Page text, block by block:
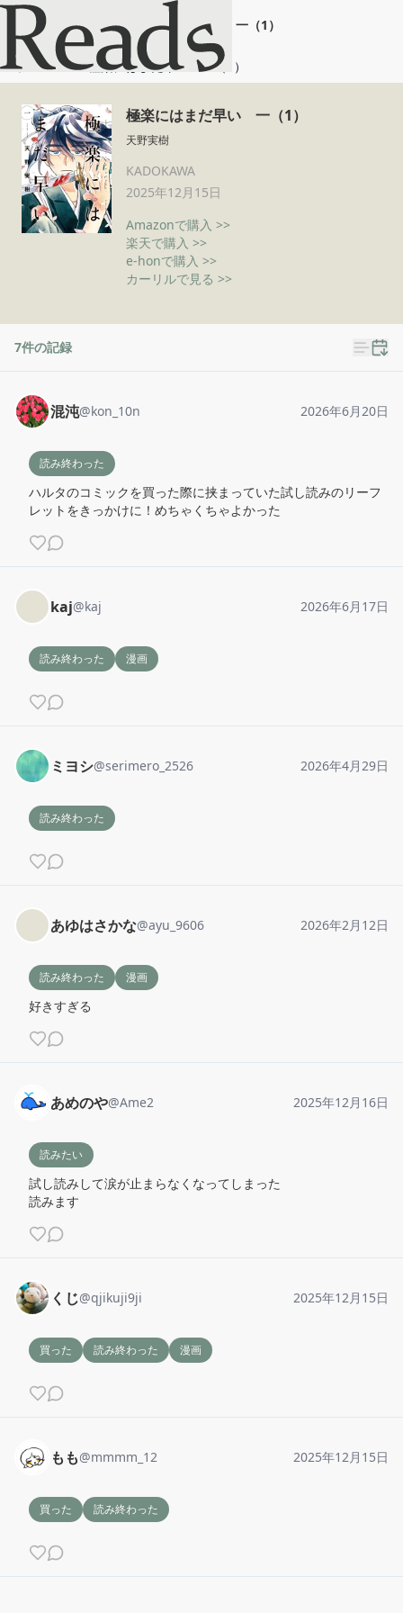
極楽にはまだ早い 一（1）
ホーム 極楽にはまだ早い 一（1）
極楽にはまだ早い 一（1）
天野実樹
KADOKAWA
2025年12月15日
Amazonで購入 >>
楽天で購入 >>
e-honで購入 >>
カーリルで見る >>
7件の記録
混沌@kon_10n 2026年6月20日
読み終わった
ハルタのコミックを買った際に挟まっていた試し読みのリーフ
レットをきっかけに！めちゃくちゃよかった
kaj@kaj 2026年6月17日
読み終わった 漫画
ミヨシ@serimero_2526 2026年4月29日
読み終わった
あゆはさかな@ayu_9606 2026年2月12日
読み終わった 漫画
好きすぎる
あめのや@Ame2 2025年12月16日
読みたい
試し読みして涙が止まらなくなってしまった
読みます
くじ@qjikuji9ji 2025年12月15日
買った 読み終わった 漫画
もも@mmmm_12 2025年12月15日
買った 読み終わった